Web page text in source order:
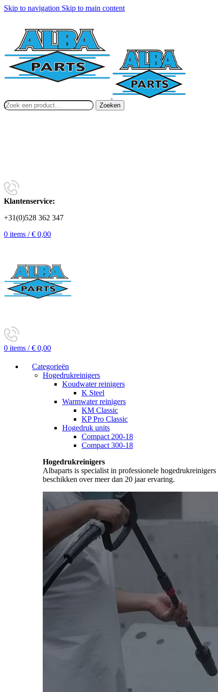
Skip to navigation Skip to main content
Zoeken
Klantenservice:
+31(0)528 362 347
0 items / € 0,00
0 items / € 0,00
Categorieën
Hogedrukreinigers
Koudwater reinigers
K Steel
Warmwater reinigers
KM Classic
KP Pro Classic
Hogedruk units
Compact 200-18
Compact 300-18
Hogedrukreinigers
Albaparts is specialist in professionele
beschikken over meer dan 20 jaar ervaring.